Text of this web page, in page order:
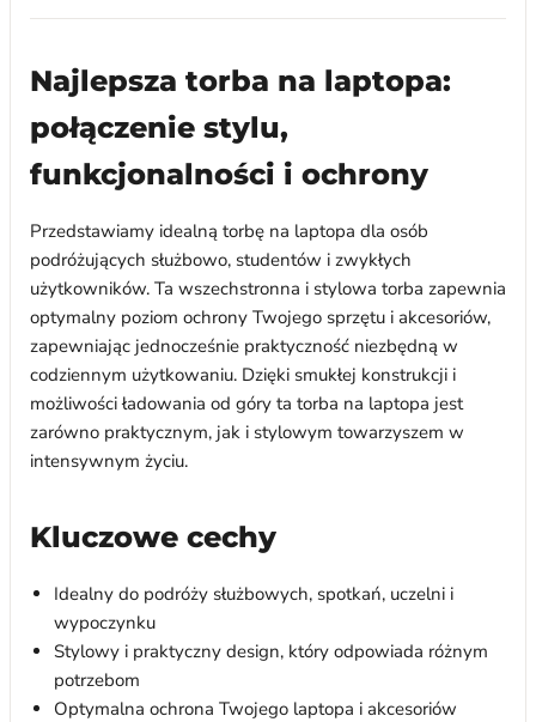
Najlepsza torba na laptopa:
połączenie stylu,
funkcjonalności i ochrony
Przedstawiamy idealną torbę na laptopa dla osób
podróżujących służbowo, studentów i zwykłych
użytkowników. Ta wszechstronna i stylowa torba zapewnia
optymalny poziom ochrony Twojego sprzętu i akcesoriów,
zapewniając jednocześnie praktyczność niezbędną w
codziennym użytkowaniu. Dzięki smukłej konstrukcji i
możliwości ładowania od góry ta torba na laptopa jest
zarówno praktycznym, jak i stylowym towarzyszem w
intensywnym życiu.
Kluczowe cechy
Idealny do podróży służbowych, spotkań, uczelni i
wypoczynku
Stylowy i praktyczny design, który odpowiada różnym
potrzebom
Optymalna ochrona Twojego laptopa i akcesoriów